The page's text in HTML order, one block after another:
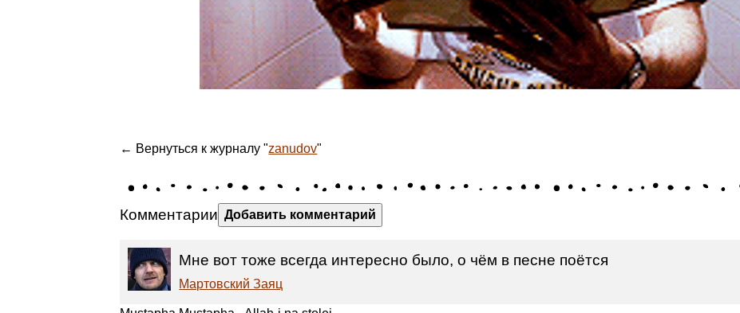
← Вернуться к журналу "zanudov"
Комментарии Добавить комментарий
Мне вот тоже всегда интересно было, о чём в песне поётся
Мартовский Заяц